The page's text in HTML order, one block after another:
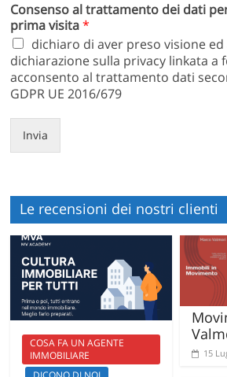
Consenso al trattamento dei dati
prima visita*
dichiaro di aver preso visione
dichiarazione sulla privacy linkata a
acconsento al trattamento dati
GDPR UE 2016/679
Invia
Le recensioni dei nostri clienti
COSA FA UN AGENTE
IMMOBILIARE
15